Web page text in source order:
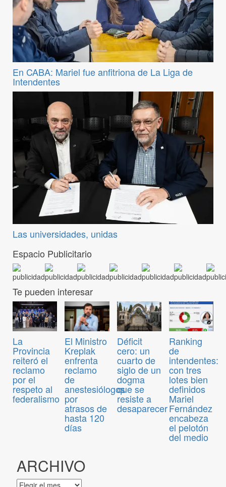
En CABA: Mariel fue anfitriona de La Liga de
Intendentes
Las universidades, unidas
Espacio Publicitario
Te pueden interesar
La
Provincia
reiteró el
reclamo
por el
respeto al
federalismo
El Ministro
Kreplak
enfrenta
reclamo
de
anestesiólogos
por
atrasos de
hasta 120
días
Déficit
cero: un
cuarto de
siglo de un
dogma
que se
resiste a
desaparecer
Ranking
de
intendentes:
con tres
lotes bien
definidos
Mariel
Fernández
encabeza
el pelotón
del medio
ARCHIVO